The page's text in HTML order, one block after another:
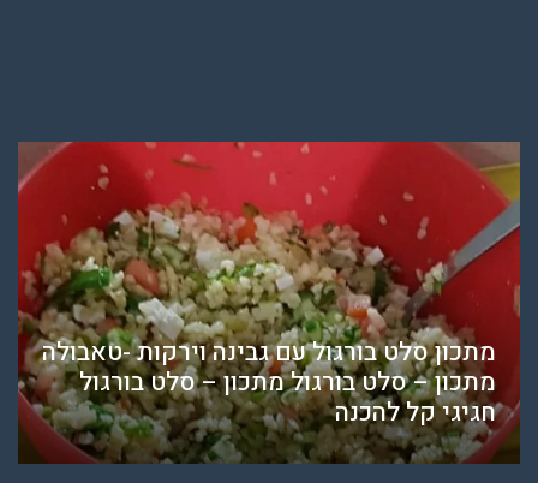
מתכון סלט בורגול עם גבינה וירקות -טאבולה
מתכון – סלט בורגול מתכון – סלט בורגול
חגיגי קל להכנה